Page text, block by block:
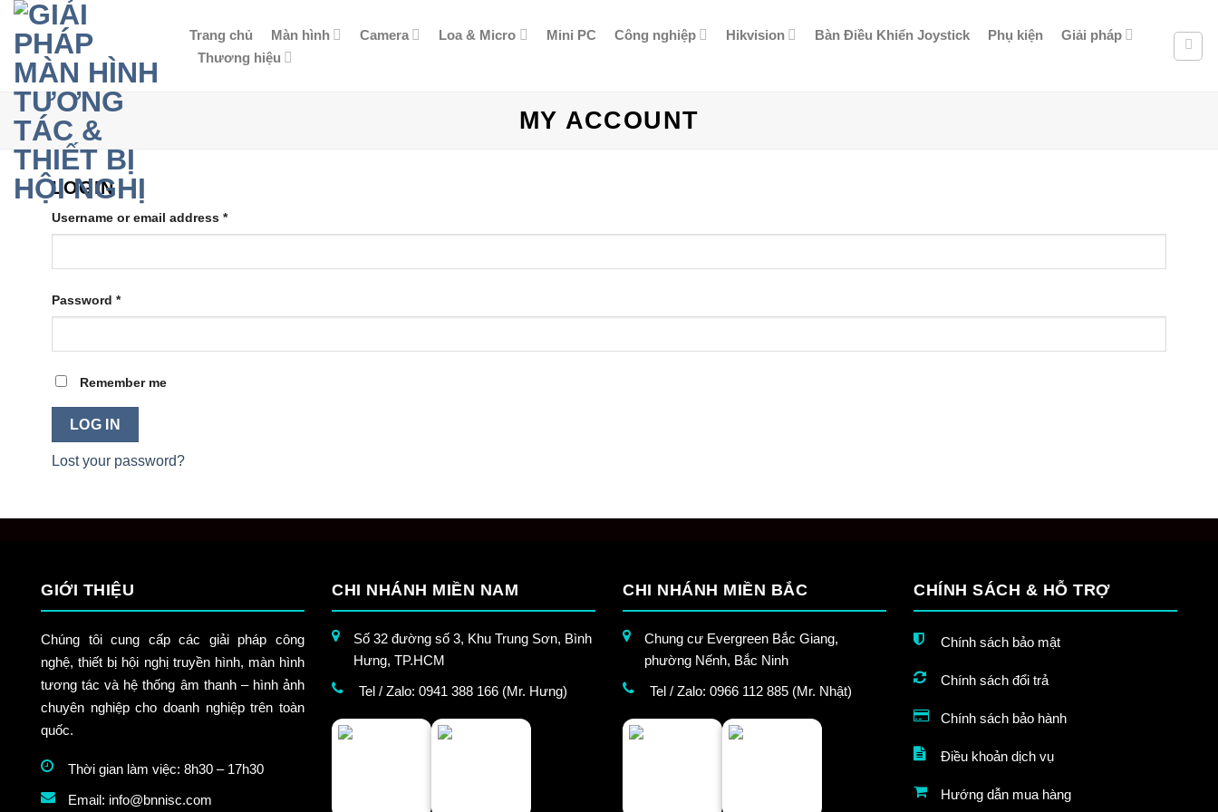
Skip
content
Trang chủ Màn hình Camera Loa & Micro Mini PC Công nghiệp Hikvision Bàn Điều Khiển Joystick Phụ kiện
Giải pháp
Thương hiệu
MY ACCOUNT
LOGIN
Username or email address *Required
Password *Required
Remember me
LOG IN
Lost your password?
GIỚI THIỆU
Chúng tôi cung cấp các giải pháp công
nghệ, thiết bị hội nghị truyền hình, màn hình
tương tác và hệ thống âm thanh – hình ảnh
chuyên nghiệp cho doanh nghiệp trên toàn
quốc.
Thời gian làm việc: 8h30 – 17h30
Email: info@bnnisc.com
CHI NHÁNH MIỀN NAM
Số 32 đường số 3, Khu Trung Sơn, Bình
Hưng, TP.HCM
Tel / Zalo: 0941 388 166 (Mr. Hưng)
CHI NHÁNH MIỀN BẮC
Chung cư Evergreen Bắc Giang,
phường Nếnh, Bắc Ninh
Tel / Zalo: 0966 112 885 (Mr. Nhật)
CHÍNH SÁCH & HỖ TRỢ
Chính sách bảo mật
Chính sách đổi trả
Chính sách bảo hành
Điều khoản dịch vụ
Hướng dẫn mua hàng